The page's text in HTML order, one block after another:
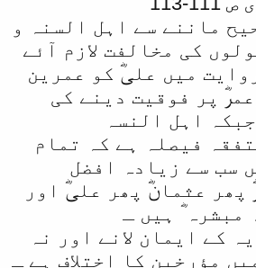
ماننے سے اہل السنہ و
کی مخالفت لازم آئے
میں علیؓ کو عمرین
پر فوقیت دینے کی
اہل النسہ
فیصلہ ہے کہ تمام
سب سے زیادہ افضل
پھر عثمانؓ پھر علیؓ اور
مبشرہ ؓ ہیں ـ
کے ایمان لانے اور نہ
مؤرخین کا اختلاف ہے ـ